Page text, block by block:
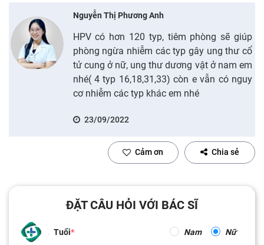
Nguyễn Thị Phương Anh
HPV có hơn 120 typ, tiêm phòng sẽ giúp
phòng ngừa nhiễm các typ gây ung thư cổ
tử cung ở nữ, ung thư dương vật ở nam em
nhé( 4 typ 16,18,31,33) còn e vẫn có nguy
cơ nhiễm các typ khác em nhé
23/09/2022
Cảm ơn Chia sẻ
ĐẶT CÂU HỎI VỚI BÁC SĨ
Tuổi Nam Nữ